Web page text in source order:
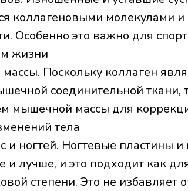
коллагеновыми молекулами
Особенно это важно для
жизни
Поскольку коллаген
соединительной ткани,
мышечной массы для
тела
и ногтей. Ногтевые пластины и
и лучше, и это подходит как
степени. Это не избавляет